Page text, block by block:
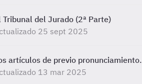
Tribunal del Jurado (2ª Parte)
25 sept 2025
artículos de previo pronunciamiento.
13 mar 2025